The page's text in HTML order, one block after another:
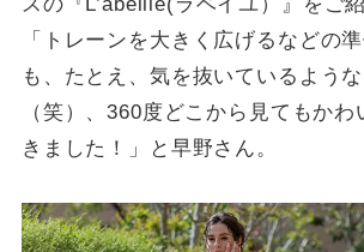
「トレーンを大きく広げるなどの
も、たとえ、気を抜いているよう
（笑）、360度どこから見てもか
きました！」と早野さん。